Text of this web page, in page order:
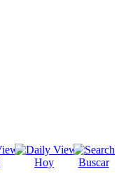
Hoy
Buscar